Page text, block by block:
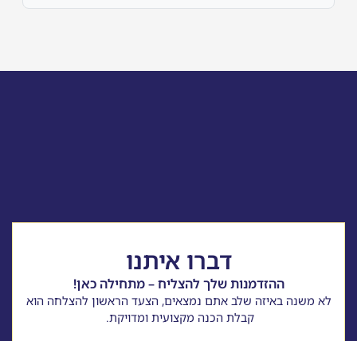
דברו איתנו
ההזדמנות שלך להצליח – מתחילה כאן!
לא משנה באיזה שלב אתם נמצאים, הצעד הראשון להצלחה הוא
קבלת הכנה מקצועית ומדויקת.